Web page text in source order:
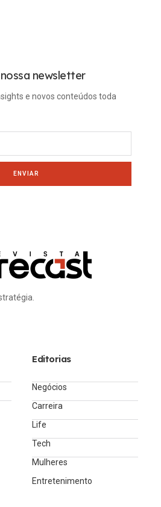
newsletter
e novos conteúdos toda
ENVIAR
Editorias
Negócios
Carreira
Life
Tech
Mulheres
Entretenimento